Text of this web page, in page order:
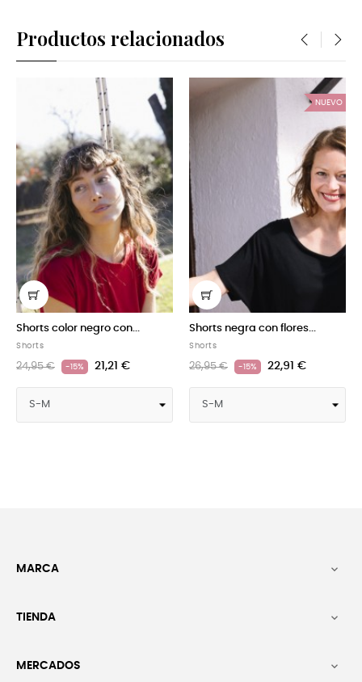
Productos relacionados
Shorts negra con flores...
26,95 € -15% 22,91 €
Shorts color rojo
24,95 € -15% 21,21 €
MARCA 
TIENDA 
MERCADOS 